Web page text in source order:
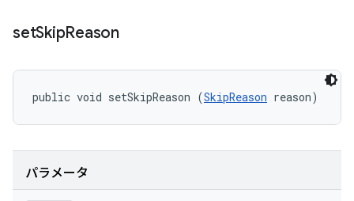
setSkipReason
public void setSkipReason (SkipReason reason)
パラメータ